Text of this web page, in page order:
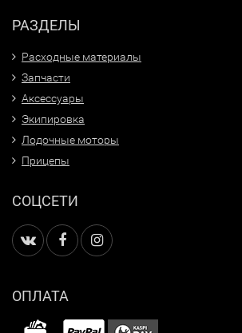
РАЗДЕЛЫ
Расходные материалы
Запчасти
Аксессуары
Экипировка
Лодочные моторы
Прицепы
СОЦСЕТИ
ОПЛАТА